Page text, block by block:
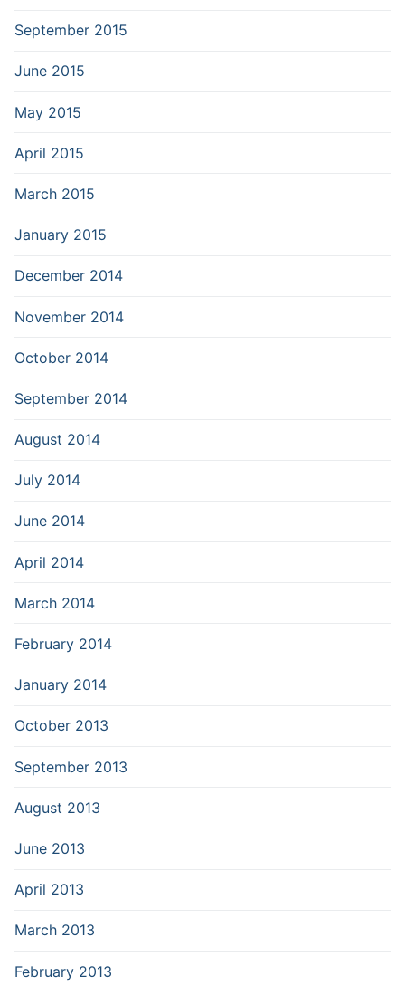
September 2015
June 2015
May 2015
April 2015
March 2015
January 2015
December 2014
November 2014
October 2014
September 2014
August 2014
July 2014
June 2014
April 2014
March 2014
February 2014
January 2014
October 2013
September 2013
August 2013
June 2013
April 2013
March 2013
February 2013